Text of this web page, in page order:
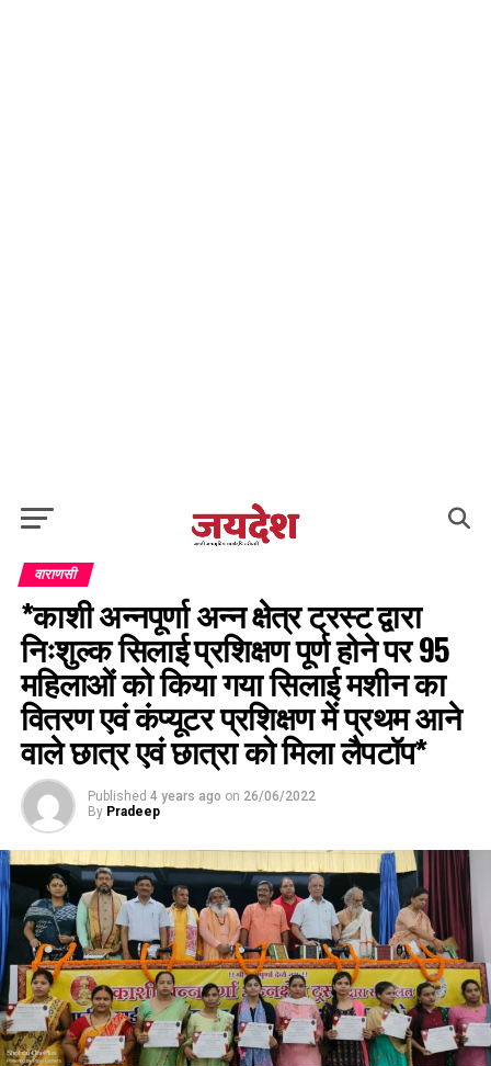
वाराणसी
*काशी अन्नपूर्णा अन्न क्षेत्र ट्रस्ट द्वारा
निःशुल्क सिलाई प्रशिक्षण पूर्ण होने पर 95
महिलाओं को किया गया सिलाई मशीन का
वितरण एवं कंप्यूटर प्रशिक्षण में प्रथम आने
वाले छात्र एवं छात्रा को मिला लैपटॉप*
Published 4 years ago on 26/06/2022
By Pradeep